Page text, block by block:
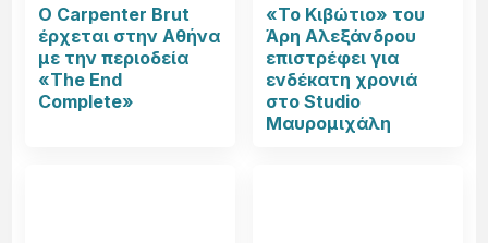
Ο Carpenter Brut
έρχεται στην Αθήνα
με την περιοδεία
«The End
Complete»
«Το Κιβώτιο» του
Άρη Αλεξάνδρου
επιστρέφει για
ενδέκατη χρονιά
στο Studio
Μαυρομιχάλη